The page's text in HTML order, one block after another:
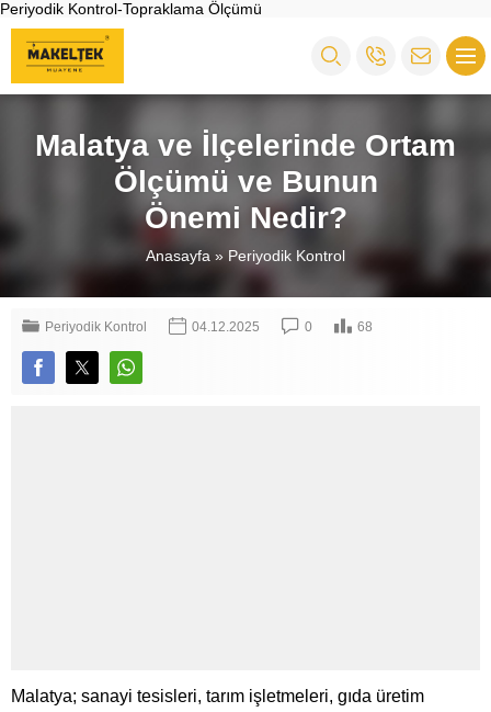
Periyodik Kontrol-Topraklama Ölçümü
Malatya ve İlçelerinde Ortam
Ölçümü ve Bunun
Önemi Nedir?
Anasayfa » Periyodik Kontrol
Periyodik Kontrol 04.12.2025 0 68
Malatya; sanayi tesisleri, tarım işletmeleri, gıda üretim